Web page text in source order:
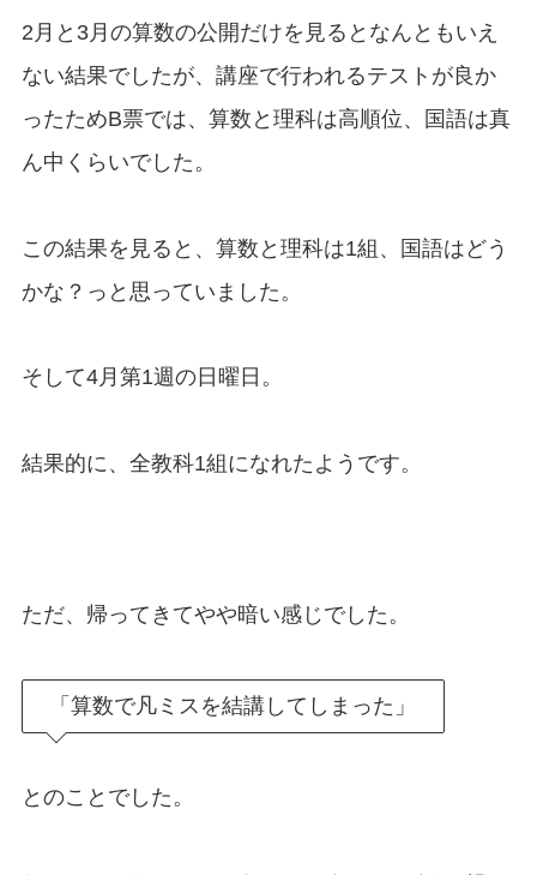
2月と3月の算数の公開だけを見るとなんともいえ
ない結果でしたが、講座で行われるテストが良か
ったためB票では、算数と理科は高順位、国語は真
ん中くらいでした。
この結果を見ると、算数と理科は1組、国語はどう
かな？っと思っていました。
そして4月第1週の日曜日。
結果的に、全教科1組になれたようです。
ただ、帰ってきてやや暗い感じでした。
「算数で凡ミスを結講してしまった」
とのことでした。